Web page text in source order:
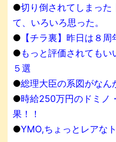
●切り倒されてしまった
て、いろいろ思った。
● 【チラ裏】昨日は８周
●もっと評価されても
５選
●総理大臣の系図がなん
●時給250万円のドミノ
果！！
●YMO,ちょっとレアな